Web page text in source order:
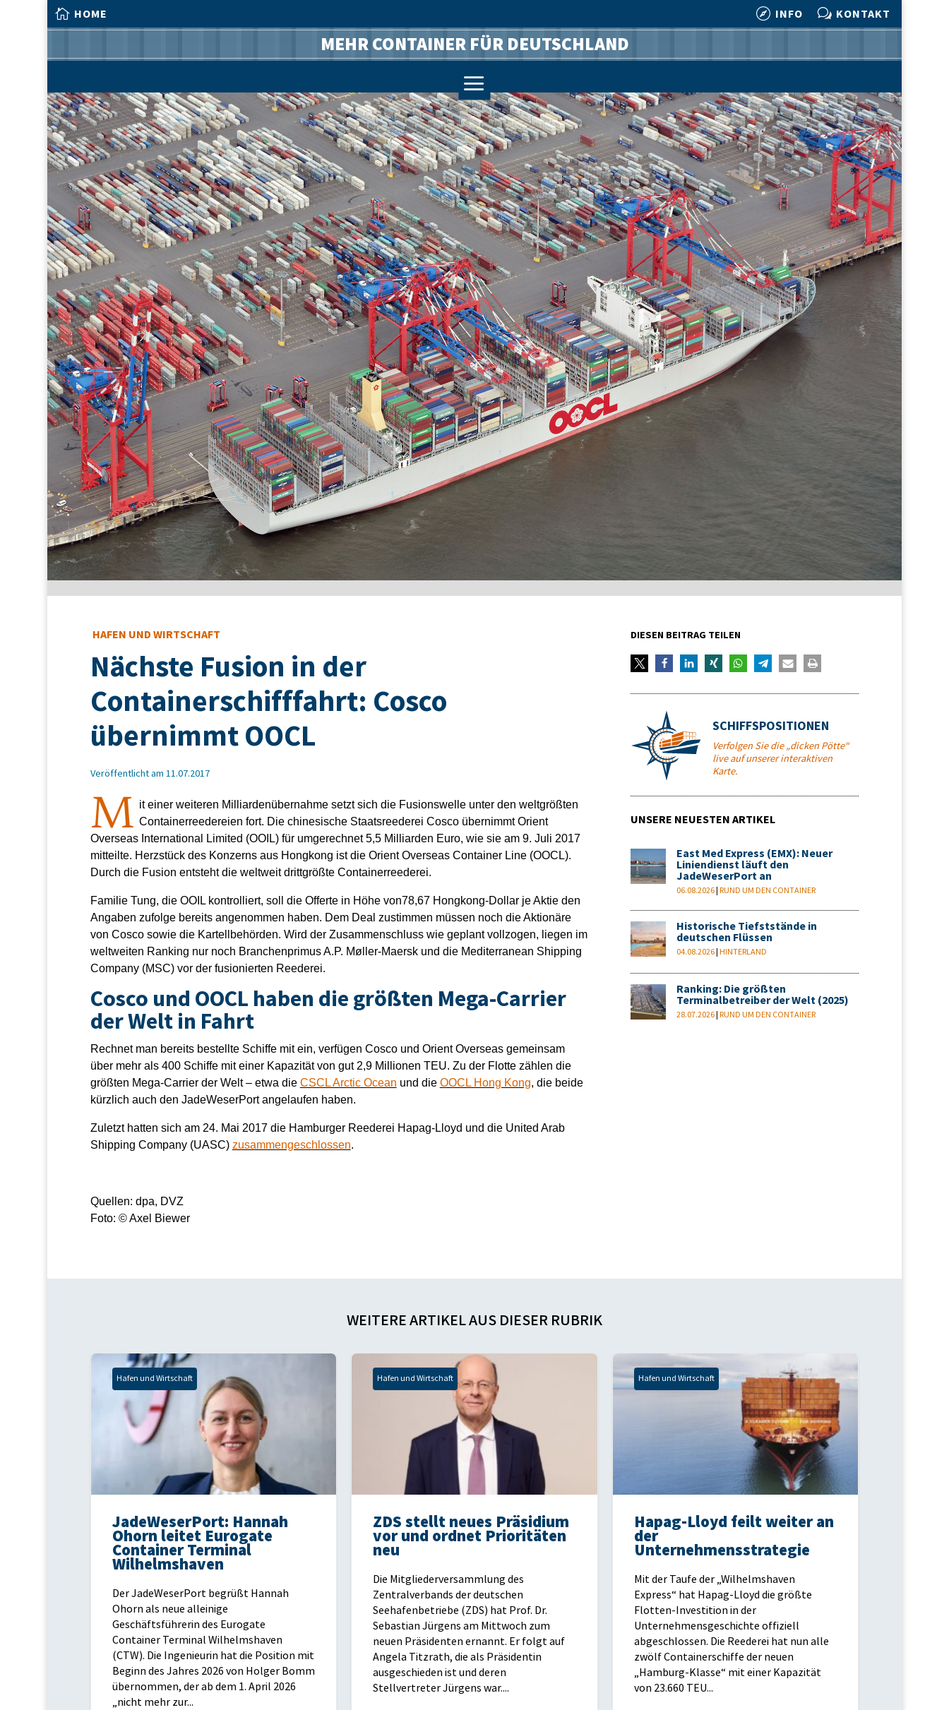
 HOME  INFO w KONTAKT
MEHR CONTAINER FÜR DEUTSCHLAND
a
HAFEN UND WIRTSCHAFT
Nächste Fusion in der
Containerschifffahrt: Cosco
übernimmt OOCL
Veröffentlicht am 11.07.2017
M it einer weiteren Milliardenübernahme setzt sich die Fusionswelle unter den weltgrößten
Containerreedereien fort. Die chinesische Staatsreederei Cosco übernimmt Orient
Overseas International Limited (OOIL) für umgerechnet 5,5 Milliarden Euro, wie sie am 9. Juli 2017
mitteilte. Herzstück des Konzerns aus Hongkong ist die Orient Overseas Container Line (OOCL).
Durch die Fusion entsteht die weltweit drittgrößte Containerreederei.
Familie Tung, die OOIL kontrolliert, soll die Offerte in Höhe von78,67 Hongkong-Dollar je Aktie den
Angaben zufolge bereits angenommen haben. Dem Deal zustimmen müssen noch die Aktionäre
von Cosco sowie die Kartellbehörden. Wird der Zusammenschluss wie geplant vollzogen, liegen im
weltweiten Ranking nur noch Branchenprimus A.P. Møller-Maersk und die Mediterranean Shipping
Company (MSC) vor der fusionierten Reederei.
Cosco und OOCL haben die größten Mega-Carrier
der Welt in Fahrt
Rechnet man bereits bestellte Schiffe mit ein, verfügen Cosco und Orient Overseas gemeinsam
über mehr als 400 Schiffe mit einer Kapazität von gut 2,9 Millionen TEU. Zu der Flotte zählen die
größten Mega-Carrier der Welt – etwa die CSCL Arctic Ocean und die OOCL Hong Kong, die beide
kürzlich auch den JadeWeserPort angelaufen haben.
Zuletzt hatten sich am 24. Mai 2017 die Hamburger Reederei Hapag-Lloyd und die United Arab
Shipping Company (UASC) zusammengeschlossen.
Quellen: dpa, DVZ
Foto: © Axel Biewer
DIESEN BEITRAG TEILEN
SCHIFFSPOSITIONEN
Verfolgen Sie die „dicken Pötte“
live auf unserer interaktiven
Karte.
UNSERE NEUESTEN ARTIKEL
East Med Express (EMX): Neuer
Liniendienst läuft den
JadeWeserPort an
06.08.2026 |RUND UM DEN CONTAINER
Historische Tiefststände in
deutschen Flüssen
04.08.2026 |HINTERLAND
Ranking: Die größten
Terminalbetreiber der Welt (2025)
28.07.2026 |RUND UM DEN CONTAINER
WEITERE ARTIKEL AUS DIESER RUBRIK
Hafen und Wirtschaft
JadeWeserPort: Hannah
Ohorn leitet Eurogate
Container Terminal
Wilhelmshaven
Der JadeWeserPort begrüßt Hannah
Ohorn als neue alleinige
Geschäftsführerin des Eurogate
Container Terminal Wilhelmshaven
(CTW). Die Ingenieurin hat die Position mit
Beginn des Jahres 2026 von Holger Bomm
übernommen, der ab dem 1. April 2026
„nicht mehr zur...
Hafen und Wirtschaft
ZDS stellt neues Präsidium
vor und ordnet Prioritäten
neu
Die Mitgliederversammlung des
Zentralverbands der deutschen
Seehafenbetriebe (ZDS) hat Prof. Dr.
Sebastian Jürgens am Mittwoch zum
neuen Präsidenten ernannt. Er folgt auf
Angela Titzrath, die als Präsidentin
ausgeschieden ist und deren
Stellvertreter Jürgens war....
Hafen und Wirtschaft
Hapag-Lloyd feilt weiter an
der
Unternehmensstrategie
Mit der Taufe der „Wilhelmshaven
Express“ hat Hapag-Lloyd die größte
Flotten-Investition in der
Unternehmensgeschichte offiziell
abgeschlossen. Die Reederei hat nun alle
zwölf Containerschiffe der neuen
„Hamburg-Klasse“ mit einer Kapazität
von 23.660 TEU...